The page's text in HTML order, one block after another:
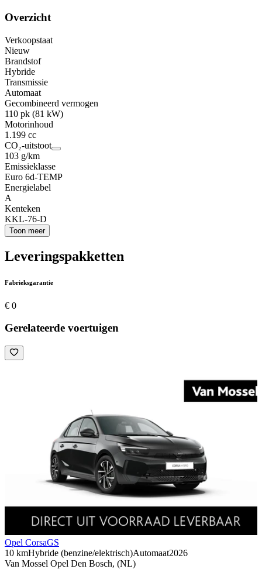
Overzicht
Verkoopstaat
Nieuw
Brandstof
Hybride
Transmissie
Automaat
Gecombineerd vermogen
110 pk (81 kW)
Motorinhoud
1.199 cc
CO₂-uitstoot
103 g/km
Emissieklasse
Euro 6d-TEMP
Energielabel
A
Kenteken
KKL-76-D
Toon meer
Leveringspakketten
Fabrieksgarantie
€ 0
Gerelateerde voertuigen
Opel CorsaGS
10 kmHybride (benzine/elektrisch)Automaat2026
Van Mossel Opel Den Bosch, (NL)